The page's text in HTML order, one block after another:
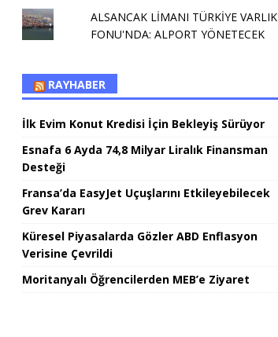
ALSANCAK LİMANI TÜRKİYE VARLIK
FONU'NDA: ALPORT YÖNETECEK
RAYHABER
İlk Evim Konut Kredisi İçin Bekleyiş Sürüyor
Esnafa 6 Ayda 74,8 Milyar Liralık Finansman
Desteği
Fransa’da EasyJet Uçuşlarını Etkileyebilecek
Grev Kararı
Küresel Piyasalarda Gözler ABD Enflasyon
Verisine Çevrildi
Moritanyalı Öğrencilerden MEB’e Ziyaret